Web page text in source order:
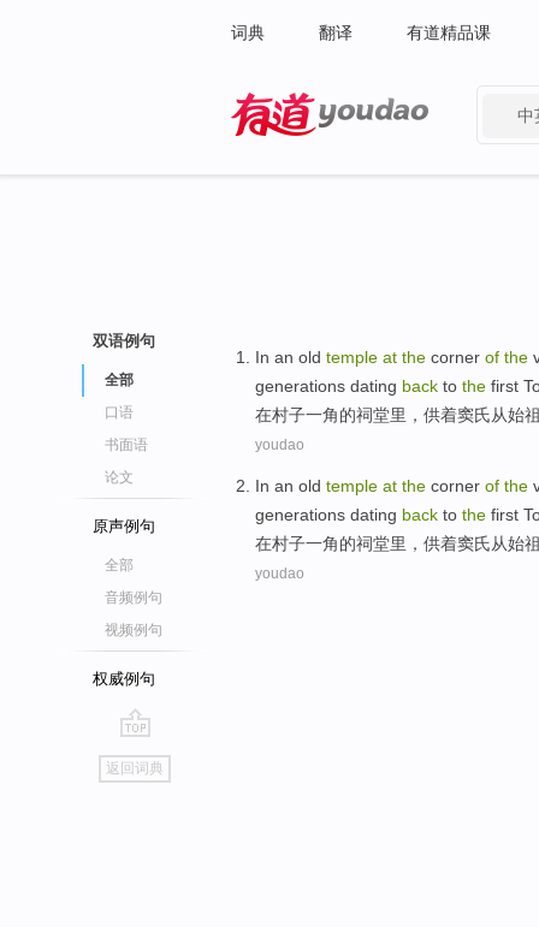
词典 翻译 有道精品课
中
双语例句
全部
口语
书面语
论文
原声例句
全部
音频例句
视频例句
权威例句
go
top
返回词典
In an old temple at the corner of the
generations dating back to the first
在村子一角的祠堂里，供着窦氏从始
youdao
In an old temple at the corner of the
generations dating back to the first
在村子一角的祠堂里，供着窦氏从始
youdao